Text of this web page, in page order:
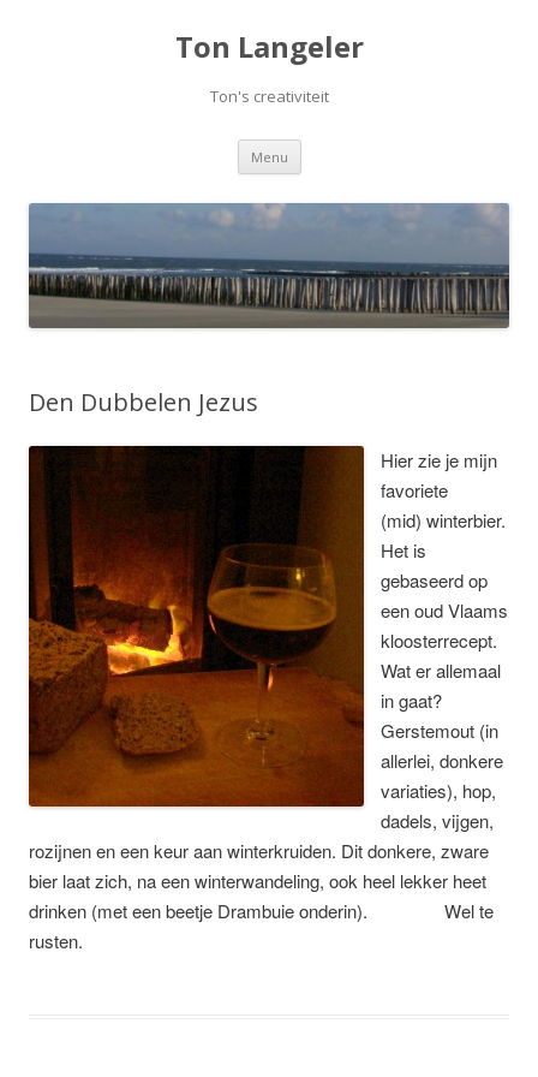
Ton Langeler
Ton's creativiteit
Menu Spring
inhoud
Den Dubbelen Jezus
Hier zie je mijn
favoriete
(mid) winterbier.
Het is
gebaseerd op
een oud Vlaams
kloosterrecept.
Wat er allemaal
in gaat?
Gerstemout (in
allerlei, donkere
variaties), hop,
dadels, vijgen,
rozijnen en een keur aan winterkruiden. Dit donkere, zware
bier laat zich, na een winterwandeling, ook heel lekker heet
drinken (met een beetje Drambuie onderin). Wel te
rusten.